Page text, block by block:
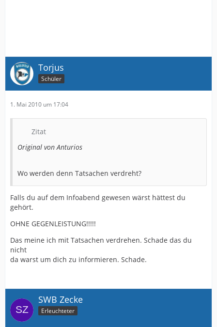
Torjus
Schüler
1. Mai 2010 um 17:04
Zitat
Original von Anturios
Wo werden denn Tatsachen verdreht?
Falls du auf dem Infoabend gewesen wärst hättest du
gehört.
OHNE GEGENLEISTUNG!!!!!
Das meine ich mit Tatsachen verdrehen. Schade das du
nicht
da warst um dich zu informieren. Schade.
SWB Zecke
Erleuchteter